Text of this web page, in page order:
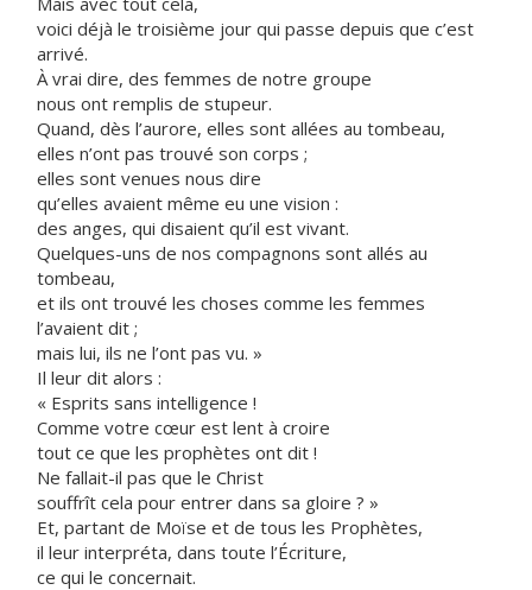
voici déjà le troisième jour qui passe depuis que c’est
arrivé.
À vrai dire, des femmes de notre groupe
nous ont remplis de stupeur.
Quand, dès l’aurore, elles sont allées au tombeau,
elles n’ont pas trouvé son corps ;
elles sont venues nous dire
qu’elles avaient même eu une vision :
des anges, qui disaient qu’il est vivant.
Quelques-uns de nos compagnons sont allés au
tombeau,
et ils ont trouvé les choses comme les femmes
l’avaient dit ;
mais lui, ils ne l’ont pas vu. »
Il leur dit alors :
« Esprits sans intelligence !
Comme votre cœur est lent à croire
tout ce que les prophètes ont dit !
Ne fallait-il pas que le Christ
souffrît cela pour entrer dans sa gloire ? »
Et, partant de Moïse et de tous les Prophètes,
il leur interpréta, dans toute l’Écriture,
ce qui le concernait.